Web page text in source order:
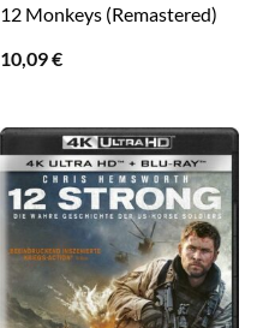
12 Monkeys (Remastered)
10,09€